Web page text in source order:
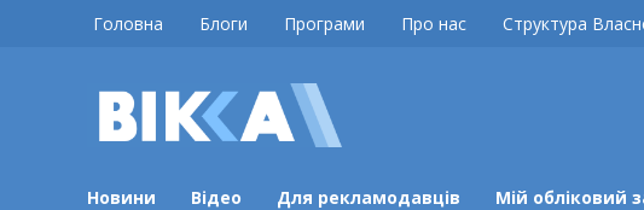
Головна Блоги Програми Про нас Структура
Новини Відео Для рекламодавців Мій обліковий